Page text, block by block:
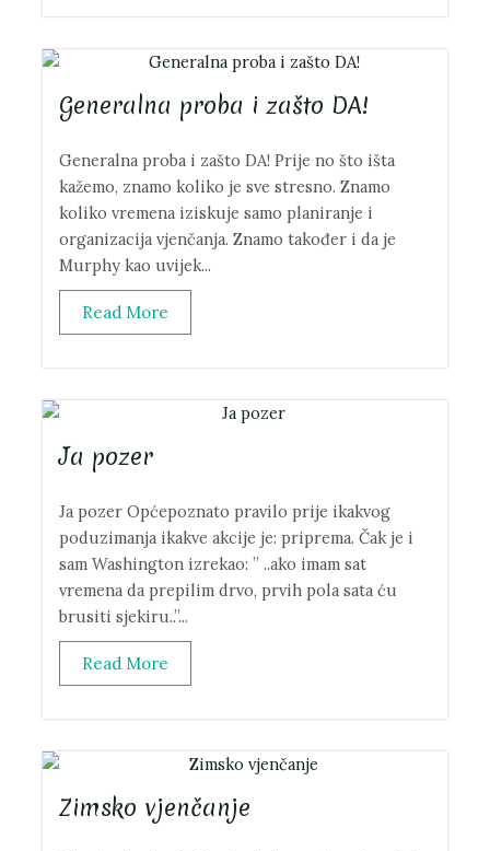
Generalna proba i zašto DA!
Generalna proba i zašto DA! Prije no što išta
kažemo, znamo koliko je sve stresno. Znamo
koliko vremena iziskuje samo planiranje i
organizacija vjenčanja. Znamo također i da je
Murphy kao uvijek...
Read More
Ja pozer
Ja pozer Općepoznato pravilo prije ikakvog
poduzimanja ikakve akcije je: priprema. Čak je i
sam Washington izrekao: ” ..ako imam sat
vremena da prepilim drvo, prvih pola sata ću
brusiti sjekiru..”...
Read More
Zimsko vjenčanje